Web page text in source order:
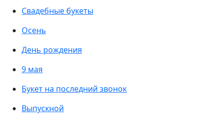
Свадебные букеты
Осень
День рождения
9 мая
Букет на последний звонок
Выпускной